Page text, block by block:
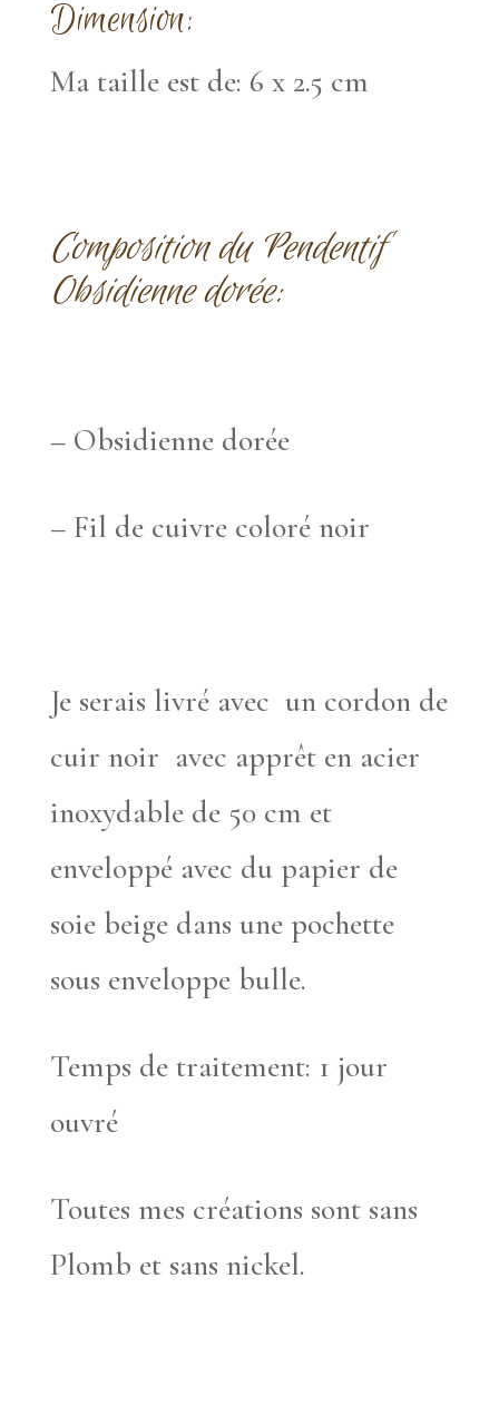
Dimension:
Ma taille est de: 6 x 2.5 cm
Composition du Pendentif
Obsidienne dorée:
– Obsidienne dorée
– Fil de cuivre coloré noir
Je serais livré avec un cordon de
cuir noir avec apprêt en acier
inoxydable de 50 cm et
enveloppé avec du papier de
soie beige dans une pochette
sous enveloppe bulle.
Temps de traitement: 1 jour
ouvré
Toutes mes créations sont sans
Plomb et sans nickel.